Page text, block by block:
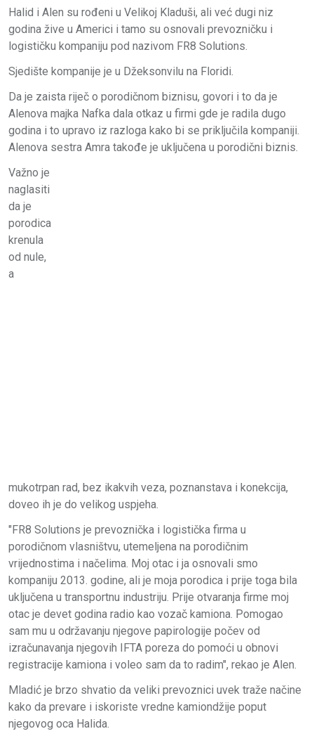
Halid i Alen su rođeni u Velikoj Kladuši, ali već dugi niz
godina žive u Americi i tamo su osnovali prevozničku i
logističku kompaniju pod nazivom FR8 Solutions.
Sjedište kompanije je u Džeksonvilu na Floridi.
Da je zaista riječ o porodičnom biznisu, govori i to da je
Alenova majka Nafka dala otkaz u firmi gde je radila dugo
godina i to upravo iz razloga kako bi se priključila kompaniji.
Alenova sestra Amra takođe je uključena u porodični biznis.
Važno je
naglasiti
da je
porodica
krenula
od nule,
a
mukotrpan rad, bez ikakvih veza, poznanstava i konekcija,
doveo ih je do velikog uspjeha.
"FR8 Solutions je prevoznička i logistička firma u
porodičnom vlasništvu, utemeljena na porodičnim
vrijednostima i načelima. Moj otac i ja osnovali smo
kompaniju 2013. godine, ali je moja porodica i prije toga bila
uključena u transportnu industriju. Prije otvaranja firme moj
otac je devet godina radio kao vozač kamiona. Pomogao
sam mu u održavanju njegove papirologije počev od
izračunavanja njegovih IFTA poreza do pomoći u obnovi
registracije kamiona i voleo sam da to radim", rekao je Alen.
Mladić je brzo shvatio da veliki prevoznici uvek traže načine
kako da prevare i iskoriste vredne kamiondžije poput
njegovog oca Halida.